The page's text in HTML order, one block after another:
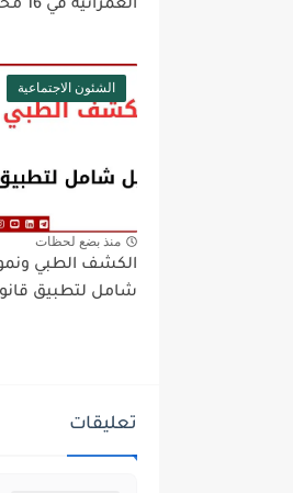
العمرانية في 16 محافظة
الشئون الاجتماعية
منذ بضع لحظات
شامل لتطبيق
تعليقات